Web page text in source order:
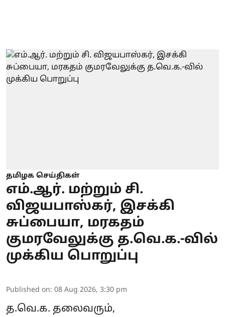
தமிழக செய்திகள்
எம்.ஆர். மற்றும் சி.
விஜயபாஸ்கர், இசக்கி
சுப்பையா, மரகதம்
குமரவேலுக்கு த.வெ.க.-வில்
முக்கிய பொறுப்பு
Published on: 08 Aug 2026, 3:30 pm
த.வெ.க. தலைவரும்,